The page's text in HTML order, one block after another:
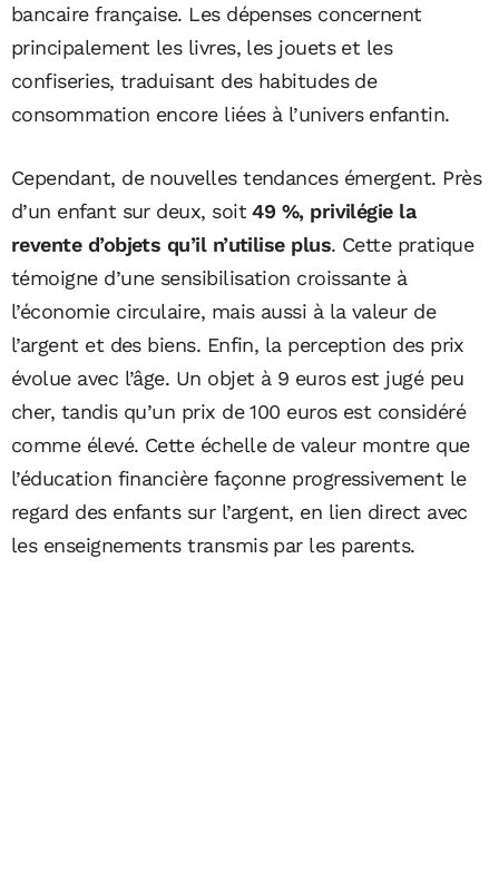
bancaire française. Les dépenses concernent
principalement les livres, les jouets et les
confiseries, traduisant des habitudes de
consommation encore liées à l’univers enfantin.
Cependant, de nouvelles tendances émergent. Près
d’un enfant sur deux, soit49 %, privilégie la
revente d’objets qu’il n’utilise plus. Cette pratique
témoigne d’une sensibilisation croissante à
l’économie circulaire, mais aussi à la valeur de
l’argent et des biens. Enfin, la perception des prix
évolue avec l’âge. Un objet à 9 euros est jugé peu
cher, tandis qu’un prix de 100 euros est considéré
comme élevé. Cette échelle de valeur montre que
l’éducation financière façonne progressivement le
regard des enfants sur l’argent, en lien direct avec
les enseignements transmis par les parents.